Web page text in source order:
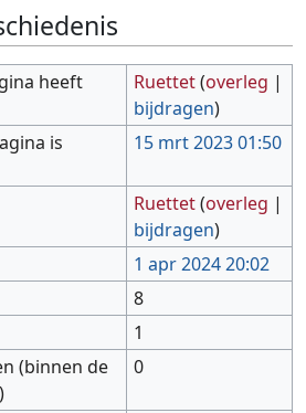
heeft
Ruettet(overleg |
bijdragen)
is
15 mrt 2023 01:50
Ruettet(overleg |
bijdragen)
1 apr 2024 20:02
8
1
(binnen de
0